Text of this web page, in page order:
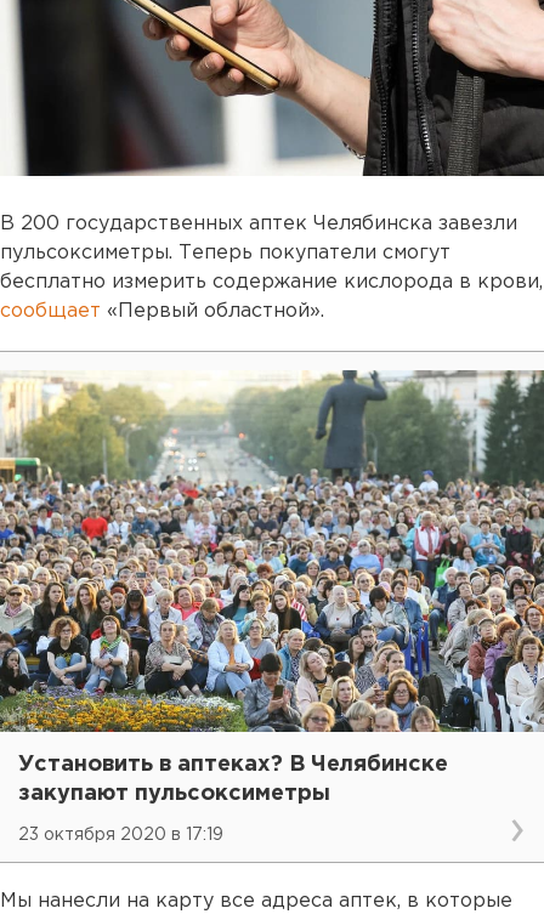
В 200 государственных аптек Челябинска завезли
пульсоксиметры. Теперь покупатели смогут
бесплатно измерить содержание кислорода в крови,
сообщает «Первый областной».
Установить в аптеках? В Челябинске
закупают пульсоксиметры
23 октября 2020 в 17:19
Мы нанесли на карту все адреса аптек, в которые